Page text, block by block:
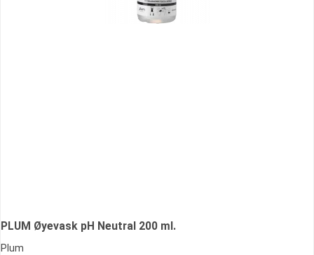
PLUM Øyevask pH Neutral 200 ml.
Plum